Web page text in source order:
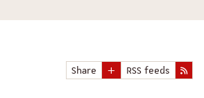
Share RSS feeds